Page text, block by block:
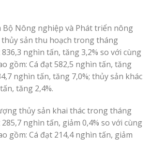
Bộ Nông nghiệp và Phát triển nông
sản thu hoạch trong tháng
nghìn tấn, tăng 3,2% so với cùng
gồm: Cá đạt 582,5 nghìn tấn, tăng
nghìn tấn, tăng 7,0%; thủy sản khác
tăng 2,4%.
thủy sản khai thác trong tháng
nghìn tấn, giảm 0,4% so với cùng
gồm: Cá đạt 214,4 nghìn tấn, giảm